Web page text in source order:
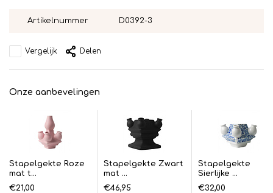
Artikelnummer D0392-3
Vergelijk Delen
Onze aanbevelingen
Stapelgekte Roze
mat t...
€21,00
Stapelgekte Zwart
mat ...
€46,95
Stapelgekte
Sierlijke ...
€32,00